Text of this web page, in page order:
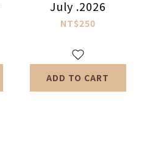
July .2026
NT$250
ADD TO CART